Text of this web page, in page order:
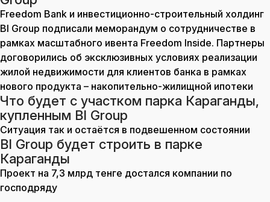
Freedom Bank и инвестиционно-строительный холдинг
BI Group подписали меморандум о сотрудничестве в
рамках масштабного ивента Freedom Inside. Партнеры
договорились об эксклюзивных условиях реализации
жилой недвижимости для клиентов банка в рамках
нового продукта – накопительно-жилищной ипотеки
Что будет с участком парка Караганды,
купленным BI Group
Ситуация так и остаётся в подвешенном состоянии
BI Group будет строить в парке
Караганды
Проект на 7,3 млрд тенге достался компании по
господряду